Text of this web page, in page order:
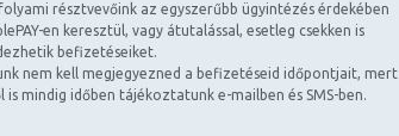
résztvevőink az egyszerűbb ügyintézés érdekében
en keresztül, vagy átutalással, esetleg csekken is
befizetéseiket.
nem kell megjegyezned a befizetéseid időpontjait, mert
is mindig időben tájékoztatunk e-mailben és SMS-ben.